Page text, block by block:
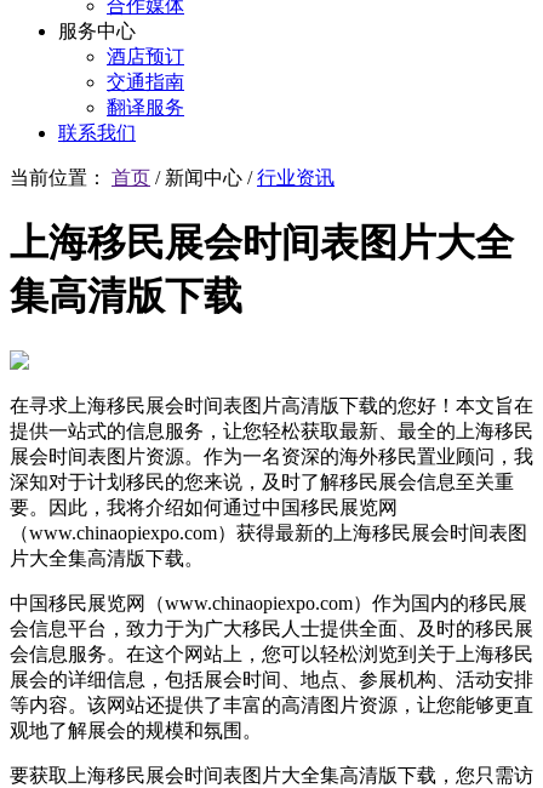
合作媒体
服务中心
酒店预订
交通指南
翻译服务
联系我们
当前位置： 首页 / 新闻中心 /行业资讯
上海移民展会时间表图片大全
集高清版下载
在寻求上海移民展会时间表图片高清版下载的您好！本文旨在
提供一站式的信息服务，让您轻松获取最新、最全的上海移民
展会时间表图片资源。作为一名资深的海外移民置业顾问，我
深知对于计划移民的您来说，及时了解移民展会信息至关重
要。因此，我将介绍如何通过中国移民展览网
（www.chinaopiexpo.com）获得最新的上海移民展会时间表图
片大全集高清版下载。
中国移民展览网（www.chinaopiexpo.com）作为国内的移民展
会信息平台，致力于为广大移民人士提供全面、及时的移民展
会信息服务。在这个网站上，您可以轻松浏览到关于上海移民
展会的详细信息，包括展会时间、地点、参展机构、活动安排
等内容。该网站还提供了丰富的高清图片资源，让您能够更直
观地了解展会的规模和氛围。
要获取上海移民展会时间表图片大全集高清版下载，您只需访